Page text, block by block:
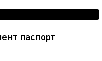
паспорт